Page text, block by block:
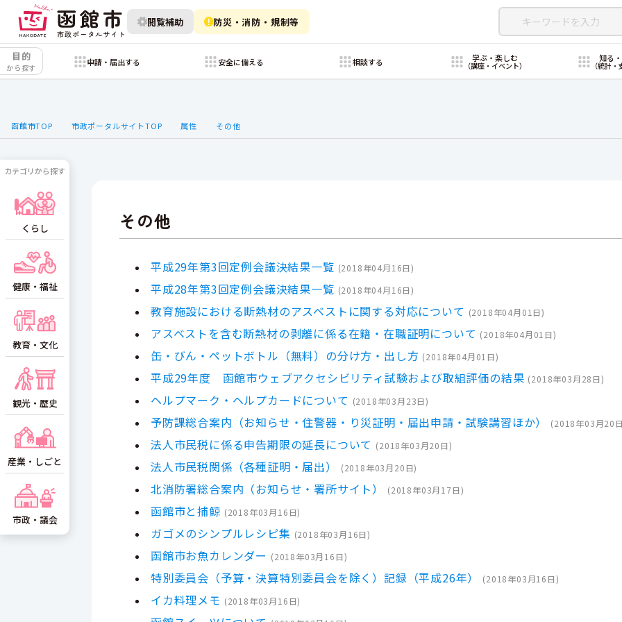
閲覧補助 防災・消防・規制等
目的
から探す
申請・届出する 安全に備える 相談する 学ぶ・楽しむ
（講座・イベント）
知る
（統計
函館市TOP 市政ポータルサイトTOP 属性 その他
その他
平成29年第3回定例会議決結果一覧 (2018年04月16日)
平成28年第3回定例会議決結果一覧 (2018年04月16日)
教育施設における断熱材のアスベストに関する対応について (2018年04月01日)
アスベストを含む断熱材の剥離に係る在籍・在職証明について (2018年04月01日)
缶・びん・ペットボトル（無料）の分け方・出し方 (2018年04月01日)
平成29年度 函館市ウェブアクセシビリティ試験および取組評価の結果 (2018年03月28日)
ヘルプマーク・ヘルプカードについて (2018年03月23日)
予防課総合案内（お知らせ・住警器・り災証明・届出申請・試験講習ほか） (2018年03月20
法人市民税に係る申告期限の延長について (2018年03月20日)
法人市民税関係（各種証明・届出） (2018年03月20日)
北消防署総合案内（お知らせ・署所サイト） (2018年03月17日)
函館市と捕鯨 (2018年03月16日)
ガゴメのシンプルレシピ集 (2018年03月16日)
函館市お魚カレンダー (2018年03月16日)
特別委員会（予算・決算特別委員会を除く）記録（平成26年） (2018年03月16日)
イカ料理メモ (2018年03月16日)
カテゴリから探す
くらし
健康・福祉
教育・文化
観光・歴史
産業・しごと
市政・議会